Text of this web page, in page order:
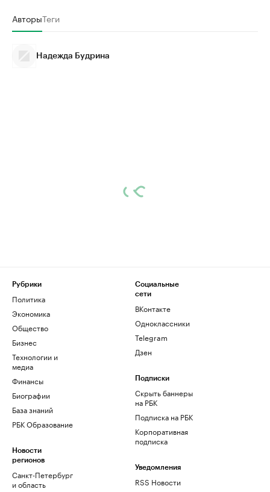
АвторыТеги
Надежда Будрина
Рубрики
Политика
Экономика
Общество
Бизнес
Технологии и
медиа
Финансы
Биографии
База знаний
РБК Образование
Новости
регионов
Санкт-Петербург
и область
Социальные
сети
ВКонтакте
Одноклассники
Telegram
Дзен
Подписки
Скрыть баннеры
на РБК
Подписка на РБК
Корпоративная
подписка
Уведомления
RSS Новости